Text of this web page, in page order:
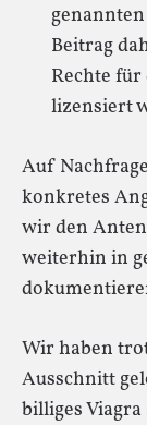
Beitrag
Rechte
lizensiert
Auf
konkretes
wir den
weiterhin in
Wir haben
Ausschnitt
billiges Viagra